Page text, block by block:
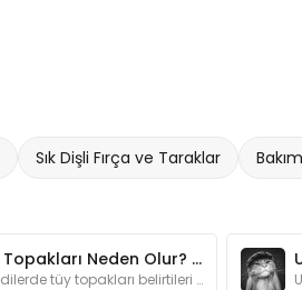
Sık Dişli Fırça ve Taraklar
Kedilerde Tüy Topakları Neden Olur? Belirtileri Nelerdir?
Bu yazımızda kedilerde tüy topakları belirtileri başta olmak üzere kedi sahiplerinin en çok merak ettiği konulara değineceğiz.